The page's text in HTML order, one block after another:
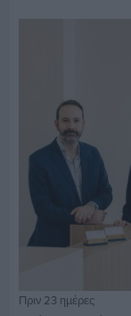
Πριν 23 ημέρες